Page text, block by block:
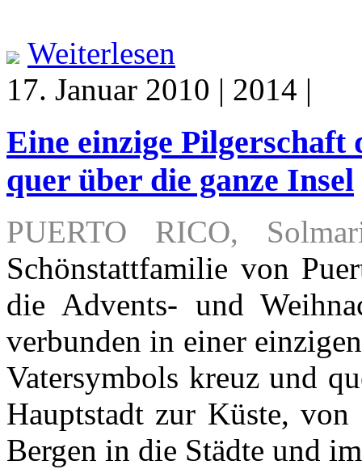
Weiterlesen
17. Januar 2010 | 2014 |
Eine einzige Pilgerschaft
quer über die ganze Insel
PUERTO RICO,
Schönstattfamilie von
die Advents- und
verbunden in einer
Vatersymbols kreuz und
Hauptstadt zur Küste,
Bergen in die Städte und